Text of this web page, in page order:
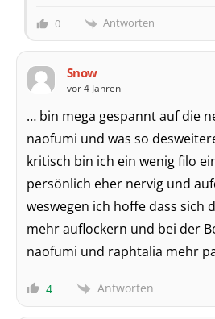
0 Antworten
Snow
vor 4 Jahren
… bin mega gespannt auf die
naofumi und was so
kritisch bin ich ein wenig filo
persönlich eher nervig und
weswegen ich hoffe dass sich
mehr auflockern und bei der
naofumi und raphtalia mehr
4 Antworten